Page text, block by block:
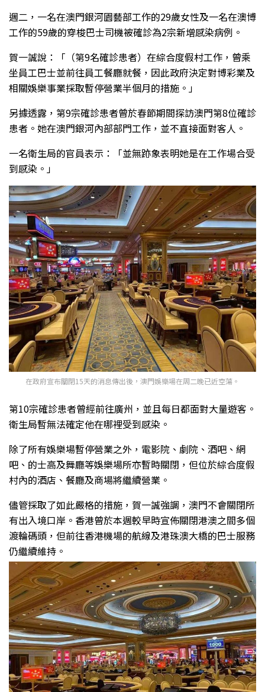
週二，一名在澳門銀河園藝部工作的29歲女性及一名在澳博
工作的59歲的穿梭巴士司機被確診為2宗新增感染病例。
賀一誠說：「（第9名確診患者）在綜合度假村工作，曾乘
坐員工巴士並前往員工餐廳就餐，因此政府決定對博彩業及
相關娛樂事業採取暫停營業半個月的措施。」
另據透露，第9宗確診患者曾於春節期間探訪澳門第8位確診
患者。她在澳門銀河內部部門工作，並不直接面對客人。
一名衛生局的官員表示：「並無跡象表明她是在工作場合受
到感染。」
在政府宣布關閉15天的消息傳出後，澳門娛樂場在周二晚已近空蕩。
第10宗確診患者曾經前往廣州，並且每日都面對大量遊客。
衛生局暫無法確定他在哪裡受到感染。
除了所有娛樂場暫停營業之外，電影院、劇院、酒吧、網
吧、的士高及舞廳等娛樂場所亦暫時關閉，但位於綜合度假
村內的酒店、餐廳及商場將繼續營業。
儘管採取了如此嚴格的措施，賀一誠強調，澳門不會關閉所
有出入境口岸。香港曾於本週較早時宣佈關閉港澳之間多個
渡輪碼頭，但前往香港機場的航線及港珠澳大橋的巴士服務
仍繼續維持。